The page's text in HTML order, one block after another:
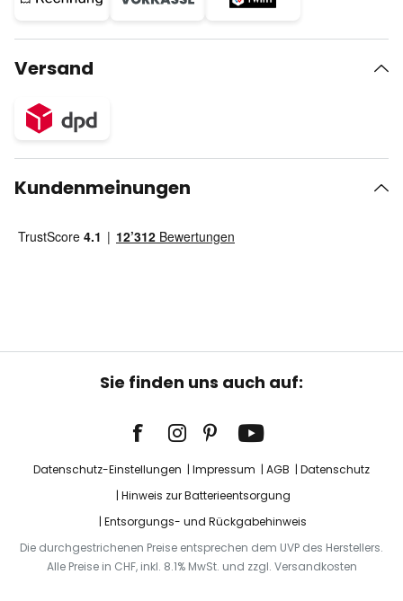
Versand
Kundenmeinungen
Sie finden uns auch auf:
Datenschutz-Einstellungen Impressum AGB
Datenschutz
Hinweis zur Batterieentsorgung
Entsorgungs- und Rückgabehinweis
Die durchgestrichenen Preise entsprechen dem UVP des Herstellers.
Alle Preise in CHF, inkl. 8.1% MwSt. und zzgl. Versandkosten